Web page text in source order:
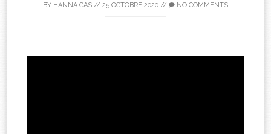
BY HANNA GAS // 25 OCTOBRE 2020 // NO COMMENTS